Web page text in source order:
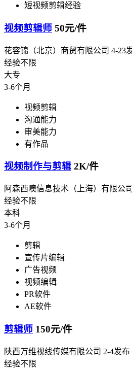
短视频剪辑经验
视频剪辑师 50元/件
花容锦（北京）商贸有限公司 4-23
经验不限
大专
3-6个月
视频剪辑
沟通能力
审美能力
有作品
视频制作与剪辑 2K/件
阿森西噢信息技术（上海）有限公司
经验不限
本科
3-6个月
剪辑
宣传片编辑
广告视频
视频编辑
PR软件
AE软件
剪辑师 150元/件
陕西万维视线传媒有限公司 2-4发布
经验不限